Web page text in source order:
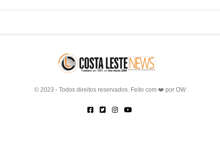
© 2023 - Todos direitos reservados. Feito com ❤️ por OW